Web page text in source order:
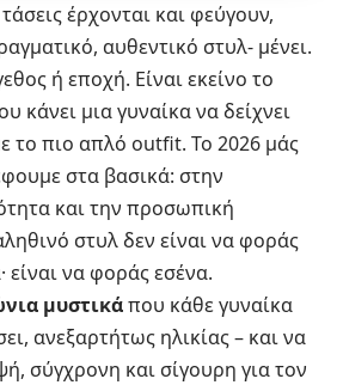
έρχονται και φεύγουν,
αυθεντικό στυλ- μένει.
ή εποχή. Είναι εκείνο το
κάνει μια γυναίκα να δείχνει
το πιο απλό outfit. Το 2026 μάς
στα βασικά: στην
και την προσωπική
στυλ δεν είναι να φοράς
είναι να φοράς εσένα.
μυστικάπου κάθε γυναίκα
ανεξαρτήτως ηλικίας – και να
σύγχρονη και σίγουρη για τον